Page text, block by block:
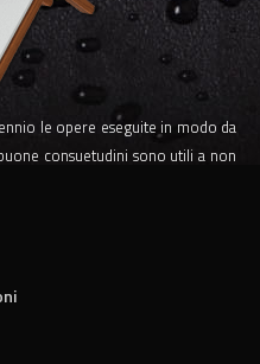
le opere eseguite in modo da
consuetudini sono utili a non